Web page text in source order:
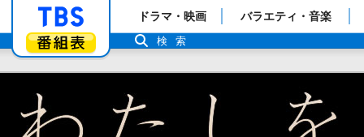
「TBSテレビ」トップページ
番組表
ドラマ・映画 バラエティ・音楽
検索